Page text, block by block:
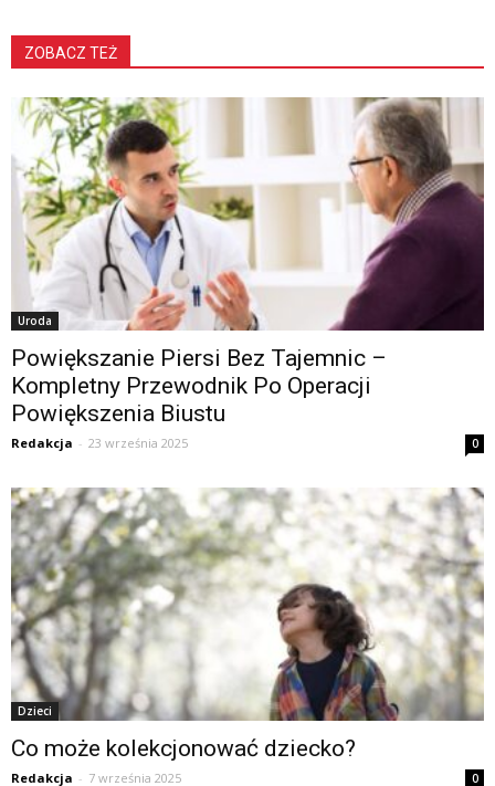
ZOBACZ TEŻ
Uroda
Powiększanie Piersi Bez Tajemnic –
Kompletny Przewodnik Po Operacji
Powiększenia Biustu
Redakcja - 23 września 2025 0
Dzieci
Co może kolekcjonować dziecko?
Redakcja - 7 września 2025 0